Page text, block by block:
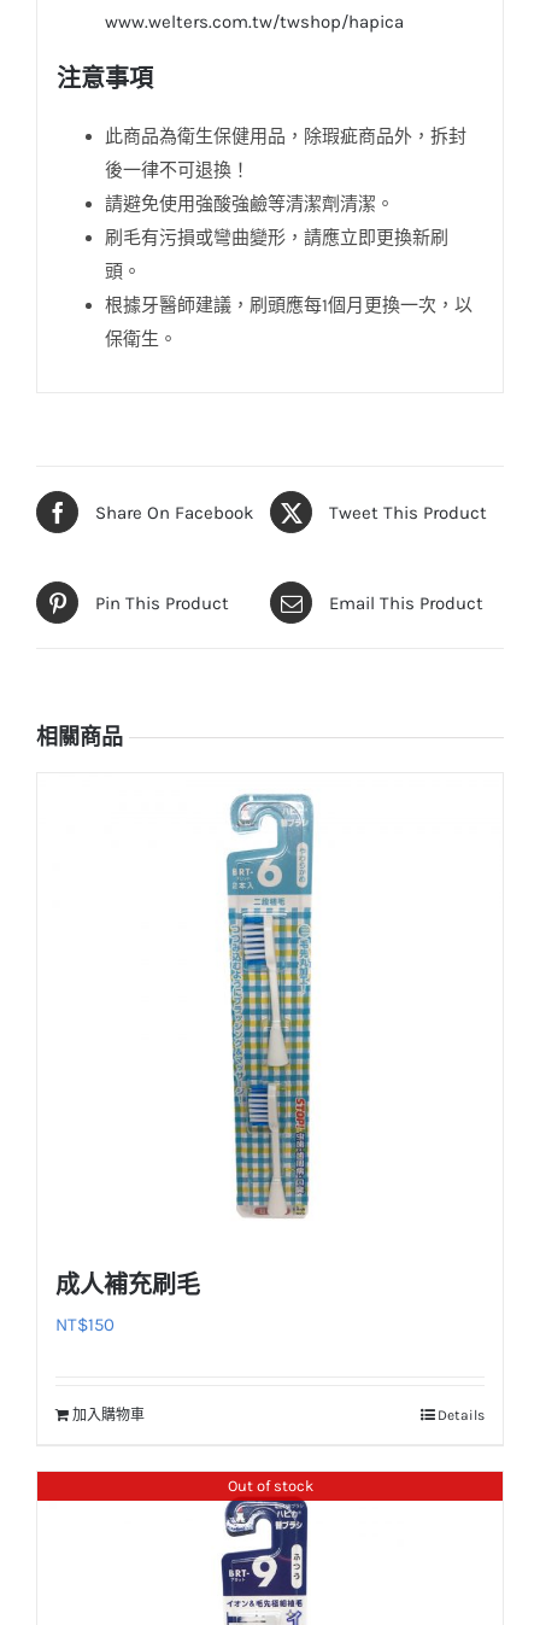
www.welters.com.tw/twshop/hapica
注意事項
此商品為衛生保健用品，除瑕疵商品外，拆封
後一律不可退換！
請避免使用強酸強鹼等清潔劑清潔。
刷毛有污損或彎曲變形，請應立即更換新刷
頭。
根據牙醫師建議，刷頭應每1個月更換一次，以
保衛生。
Share On Facebook Tweet This Product
Pin This Product Email This Product
相關商品
成人補充刷毛
NT$150
加入購物車 Details
Out of stock